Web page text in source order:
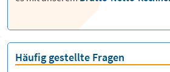
Häufig gestellte Fragen